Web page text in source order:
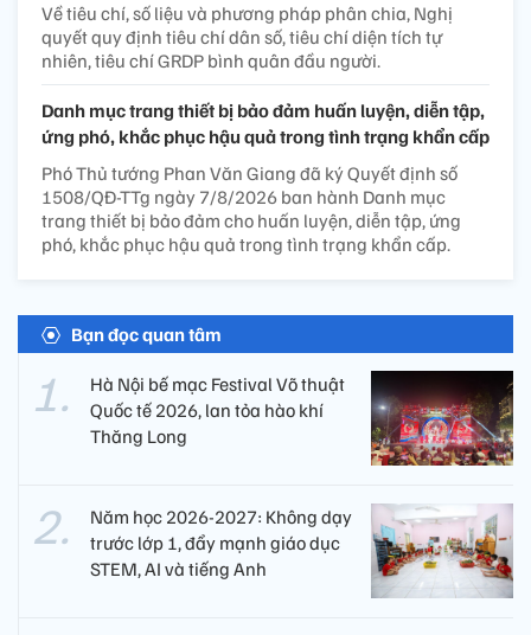
Về tiêu chí, số liệu và phương pháp phân chia, Nghị
quyết quy định tiêu chí dân số, tiêu chí diện tích tự
nhiên, tiêu chí GRDP bình quân đầu người.
Danh mục trang thiết bị bảo đảm huấn luyện, diễn tập,
ứng phó, khắc phục hậu quả trong tình trạng khẩn cấp
Phó Thủ tướng Phan Văn Giang đã ký Quyết định số
1508/QĐ-TTg ngày 7/8/2026 ban hành Danh mục
trang thiết bị bảo đảm cho huấn luyện, diễn tập, ứng
phó, khắc phục hậu quả trong tình trạng khẩn cấp.
Bạn đọc quan tâm
Hà Nội bế mạc Festival Võ thuật
Quốc tế 2026, lan tỏa hào khí
Thăng Long
Năm học 2026-2027: Không dạy
trước lớp 1, đẩy mạnh giáo dục
STEM, AI và tiếng Anh